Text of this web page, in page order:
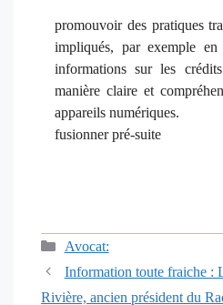
promouvoir des pratiques
impliqués, par exemple
informations sur les
manière claire et
appareils numériques.
fusionner pré-suite
Catégories
Avocat:
Navigation
des
Information toute fraiche :
Rivière, ancien président du